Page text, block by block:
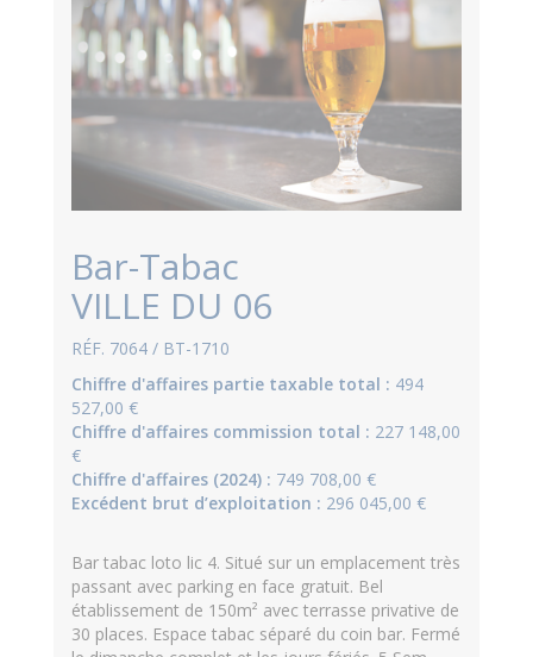
Bar-Tabac
VILLE DU 06
RÉF. 7064 / BT-1710
Chiffre d'affaires partie taxable total : 494
527,00 €
Chiffre d'affaires commission total : 227 148,00
€
Chiffre d'affaires (2024) : 749 708,00 €
Excédent brut d’exploitation : 296 045,00 €
Bar tabac loto lic 4. Situé sur un emplacement très
passant avec parking en face gratuit. Bel
établissement de 150m² avec terrasse privative de
30 places. Espace tabac séparé du coin bar. Fermé